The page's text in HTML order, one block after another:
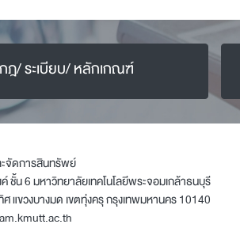
กฎ/ ระเบียบ/ หลักเกณฑ์
จัดการสินทรัพย์
ชั้น 6 มหาวิทยาลัยเทคโนโลยีพระจอมเกล้าธนบุรี
แขวงบางมด เขตทุ่งครุ กรุงเทพมหานคร 10140